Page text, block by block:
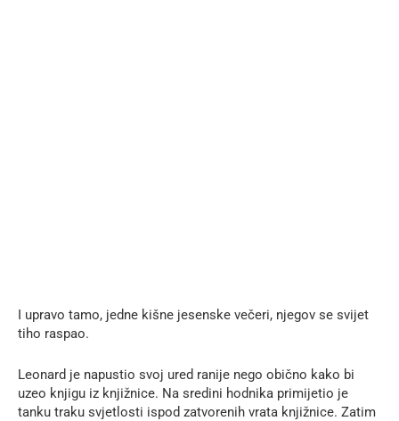
I upravo tamo, jedne kišne jesenske večeri, njegov se svijet
tiho raspao.
Leonard je napustio svoj ured ranije nego obično kako bi
uzeo knjigu iz knjižnice. Na sredini hodnika primijetio je
tanku traku svjetlosti ispod zatvorenih vrata knjižnice. Zatim